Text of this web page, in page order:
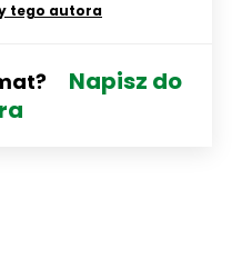
tego autora
Napisz do